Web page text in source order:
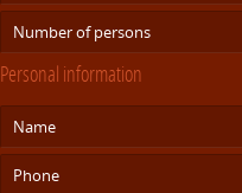
Personal information